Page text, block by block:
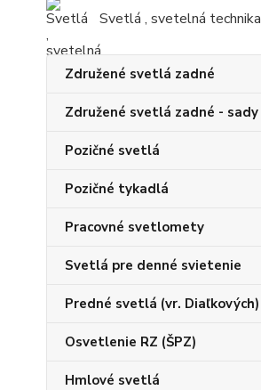
Svetlá , svetelná technika
Združené svetlá zadné
Združené svetlá zadné - sady
Pozičné svetlá
Pozičné tykadlá
Pracovné svetlomety
Svetlá pre denné svietenie
Predné svetlá (vr. Diaľkových)
Osvetlenie RZ (ŠPZ)
Hmlové svetlá